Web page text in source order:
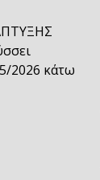
2026 κάτω